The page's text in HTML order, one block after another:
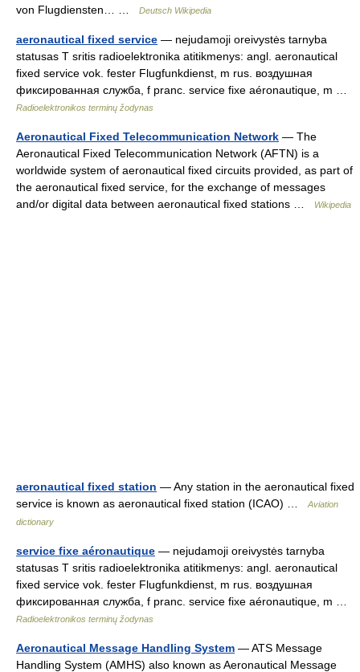
von Flugdiensten… …
Deutsch Wikipedia
aeronautical fixed service — nejudamoji oreivystės tarnyba
statusas T sritis radioelektronika atitikmenys: angl. aeronautical
fixed service vok. fester Flugfunkdienst, m rus. воздушная
фиксированная служба, f pranc. service fixe aéronautique, m …
Radioelektronikos terminų žodynas
Aeronautical Fixed Telecommunication Network — The
Aeronautical Fixed Telecommunication Network (AFTN) is a
worldwide system of aeronautical fixed circuits provided, as part of
the aeronautical fixed service, for the exchange of messages
and/or digital data between aeronautical fixed stations …
Wikipedia
aeronautical fixed station — Any station in the aeronautical fixed
service is known as aeronautical fixed station (ICAO) …
Aviation
dictionary
service fixe aéronautique — nejudamoji oreivystės tarnyba
statusas T sritis radioelektronika atitikmenys: angl. aeronautical
fixed service vok. fester Flugfunkdienst, m rus. воздушная
фиксированная служба, f pranc. service fixe aéronautique, m …
Radioelektronikos terminų žodynas
Aeronautical Message Handling System — ATS Message
Handling System (AMHS) also known as Aeronautical Message